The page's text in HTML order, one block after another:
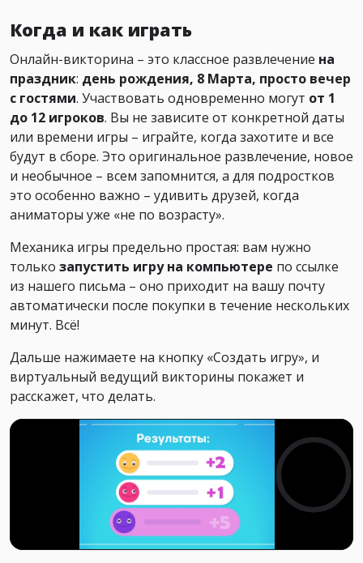
Когда и как играть
Онлайн-викторина – это классное развлечение на
праздник: день рождения, 8 Марта, просто вечер
с гостями. Участвовать одновременно могут от 1
до 12 игроков. Вы не зависите от конкретной даты
или времени игры – играйте, когда захотите и все
будут в сборе. Это оригинальное развлечение, новое
и необычное – всем запомнится, а для подростков
это особенно важно – удивить друзей, когда
аниматоры уже «не по возрасту».
Механика игры предельно простая: вам нужно
только запустить игру на компьютере по ссылке
из нашего письма – оно приходит на вашу почту
автоматически после покупки в течение нескольких
минут. Всё!
Дальше нажимаете на кнопку «Создать игру», и
виртуальный ведущий викторины покажет и
расскажет, что делать.